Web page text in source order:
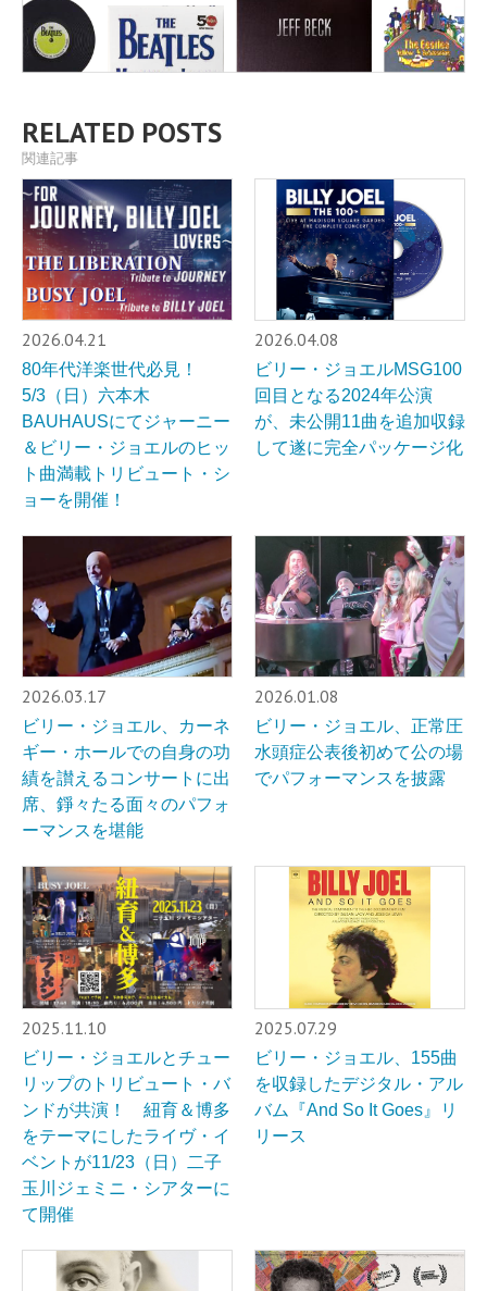
RELATED POSTS
関連記事
2026.04.21
80年代洋楽世代必見！
5/3（日）六本木
BAUHAUSにてジャーニー
＆ビリー・ジョエルのヒッ
ト曲満載トリビュート・シ
ョーを開催！
2026.04.08
ビリー・ジョエルMSG100
回目となる2024年公演
が、未公開11曲を追加収録
して遂に完全パッケージ化
2026.03.17
ビリー・ジョエル、カーネ
ギー・ホールでの自身の功
績を讃えるコンサートに出
席、錚々たる面々のパフォ
ーマンスを堪能
2026.01.08
ビリー・ジョエル、正常圧
水頭症公表後初めて公の場
でパフォーマンスを披露
2025.11.10
ビリー・ジョエルとチュー
リップのトリビュート・バ
ンドが共演！ 紐育＆博多
をテーマにしたライヴ・イ
ベントが11/23（日）二子
玉川ジェミニ・シアターに
て開催
2025.07.29
ビリー・ジョエル、155曲
を収録したデジタル・アル
バム『And So It Goes』リ
リース